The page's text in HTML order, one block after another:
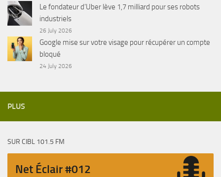
Le fondateur d’Uber lève 1,7 milliard pour ses robots
industriels
26 July 2026
Google mise sur votre visage pour récupérer un compte
bloqué
24 July 2026
PLUS
SUR CIBL 101.5 FM
Net Éclair #012